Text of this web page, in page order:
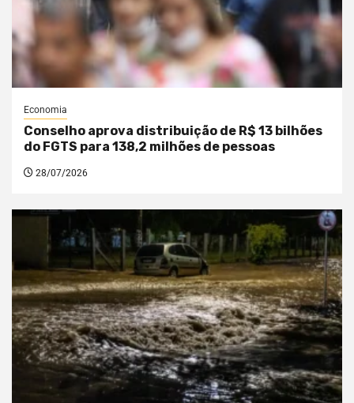
Economia
Conselho aprova distribuição de R$ 13 bilhões
do FGTS para 138,2 milhões de pessoas
28/07/2026